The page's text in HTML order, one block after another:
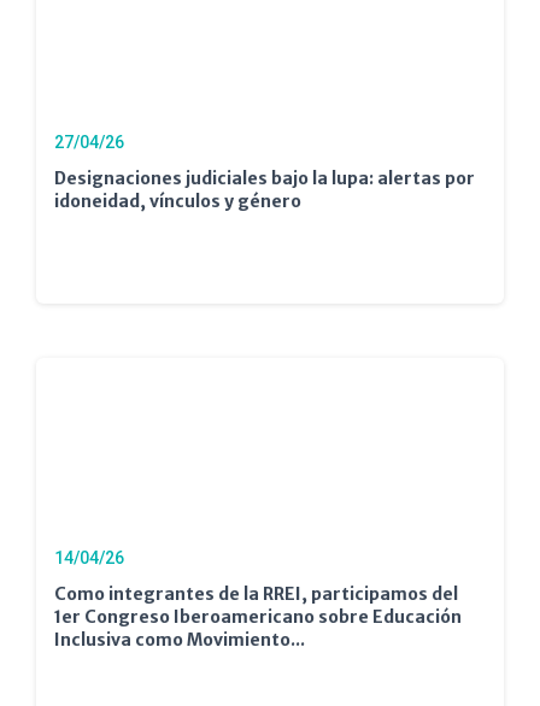
27/04/26
Designaciones judiciales bajo la lupa: alertas por
idoneidad, vínculos y género
14/04/26
Como integrantes de la RREI, participamos del
1er Congreso Iberoamericano sobre Educación
Inclusiva como Movimiento...